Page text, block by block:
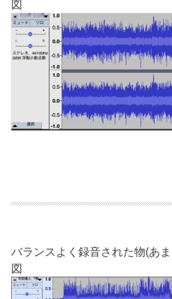
図
バランスよく録音された物(あ
図